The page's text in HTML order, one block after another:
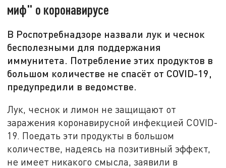
миф" о коронавирусе
В Роспотребнадзоре назвали лук и чеснок
бесполезными для поддержания
иммунитета. Потребление этих продуктов в
большом количестве не спасёт от COVID-19,
предупредили в ведомстве.
Лук, чеснок и лимон не защищают от
заражения коронавирусной инфекцией COVID-
19. Поедать эти продукты в большом
количестве, надеясь на позитивный эффект,
не имеет никакого смысла, заявили в